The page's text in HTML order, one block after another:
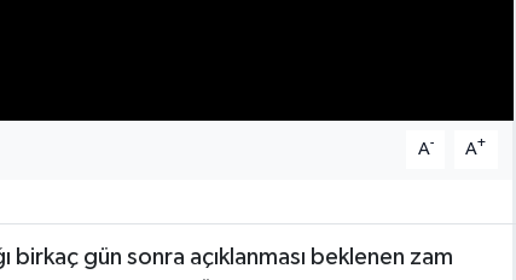
A- A+
gün sonra açıklanması beklenen zam